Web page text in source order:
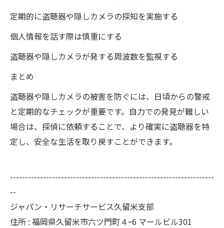
定期的に盗聴器や隠しカメラの探知を実施する
個人情報を話す際は慎重にする
盗聴器や隠しカメラが発する周波数を監視する
まとめ
盗聴器や隠しカメラの被害を防ぐには、日頃からの警戒
と定期的なチェックが重要です。自力での発見が難しい
場合は、探偵に依頼することで、より確実に盗聴器を特
定し、安全な生活を取り戻すことができます。
--------------------------------------------------------------------
--
ジャパン・リサーチサービス久留米支部
住所 : 福岡県久留米市六ツ門町４ｰ6 マールビル301